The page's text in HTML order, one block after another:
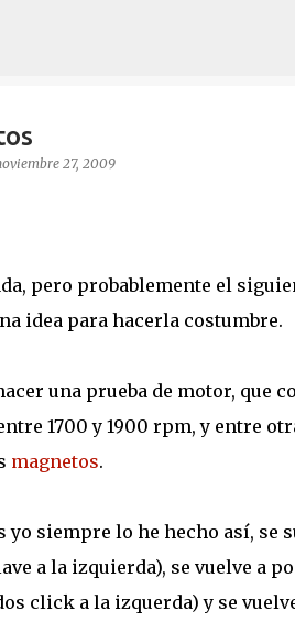
27, 2009
pero probablemente el
idea para hacerla costumbre.
una prueba de motor, que
1700 y 1900 rpm, y entre
magnetos.
yo siempre lo he hecho así, se
a la izquierda), se vuelve a
click a la izquerda) y se